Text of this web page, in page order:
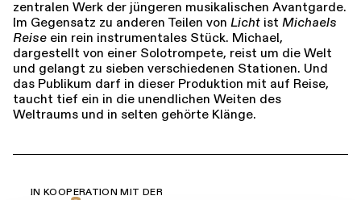
zentralen Werk der jüngeren musikalischen Avantgarde.
Im Gegensatz zu anderen Teilen von Licht ist Michaels
Reise ein rein instrumentales Stück. Michael,
dargestellt von einer Solotrompete, reist um die Welt
und gelangt zu sieben verschiedenen Stationen. Und
das Publikum darf in dieser Produktion mit auf Reise,
taucht tief ein in die unendlichen Weiten des
Weltraums und in selten gehörte Klänge.
IN KOOPERATION MIT DER